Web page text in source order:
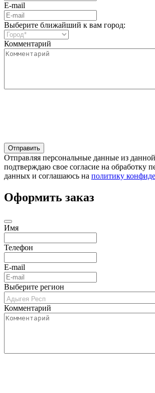
E-mail
Выберите ближайший к вам город:
Комментарий
Отправляя персональные данные из
подтверждаю свое согласие на обработку
данных и соглашаюсь на политику
Оформить заказ
Имя
Телефон
E-mail
Выберите регион
Комментарий